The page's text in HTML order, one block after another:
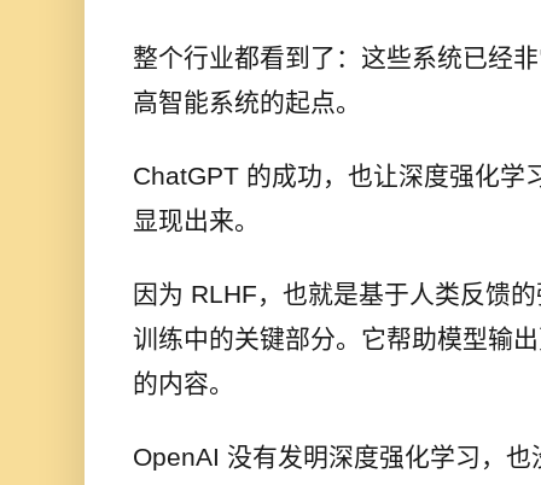
整个行业都看到了：这些系统已经
高智能系统的起点。
ChatGPT 的成功，也让深度强化学
显现出来。
因为 RLHF，也就是基于人类反馈
训练中的关键部分。它帮助模型输
的内容。
OpenAI 没有发明深度强化学习，